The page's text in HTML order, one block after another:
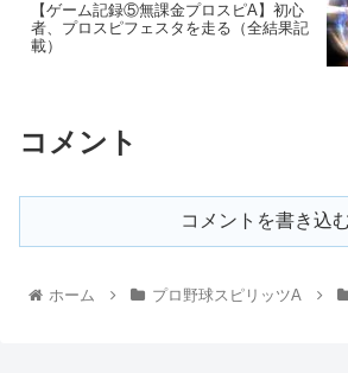
【ゲーム記録⑤無課金プロスピA】初心
者、プロスピフェスタを走る（全結果記
載）
コメント
コメントを書き込
ホーム プロ野球スピリッツA